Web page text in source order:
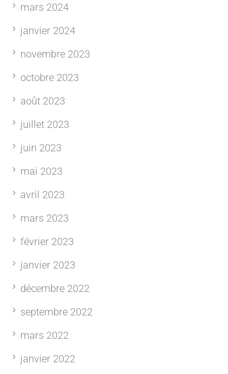
mars 2024
janvier 2024
novembre 2023
octobre 2023
août 2023
juillet 2023
juin 2023
mai 2023
avril 2023
mars 2023
février 2023
janvier 2023
décembre 2022
septembre 2022
mars 2022
janvier 2022